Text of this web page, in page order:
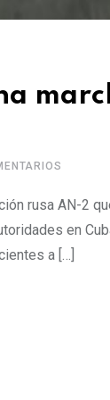
rusa AN-2
en
a […]